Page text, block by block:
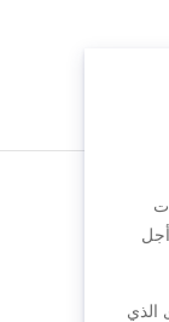
أجل
الذي